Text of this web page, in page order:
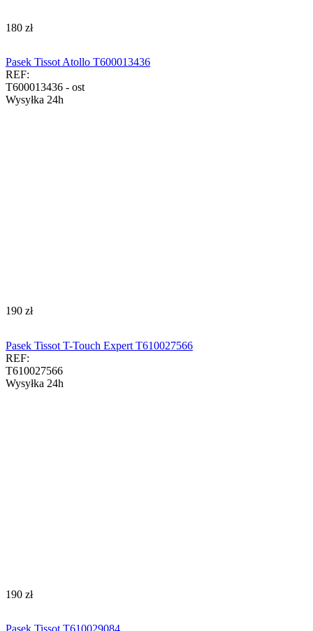
‍180‍ zł
Pasek Tissot Atollo T600013436
REF:
T600013436 - ost
Wysyłka 24h
‍190‍ zł
Pasek Tissot T-Touch Expert T610027566
REF:
T610027566
Wysyłka 24h
‍190‍ zł